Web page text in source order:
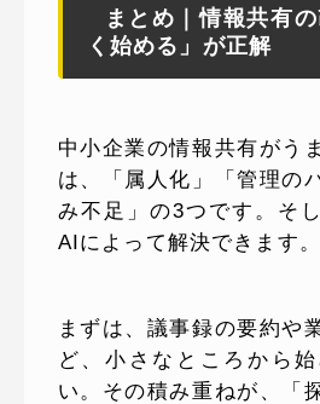
まとめ｜情報共有
く始める」が正解
中小企業の情報共有がう
は、「属人化」「管理の
み不足」の3つです。そ
AIによって解決できます。
まずは、議事録の要約や
ど、小さなところから
い。その積み重ねが、「